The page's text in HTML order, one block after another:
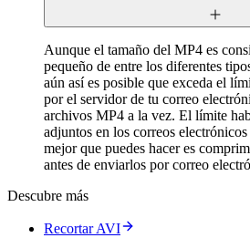
Aunque el tamaño del MP4 es
pequeño de entre los diferentes
aún así es posible que exceda el
por el servidor de tu correo
archivos MP4 a la vez. El límite
adjuntos en los correos
mejor que puedes hacer es
antes de enviarlos por correo
Descubre más
Recortar AVI